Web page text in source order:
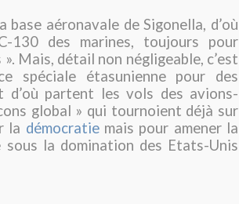
aéronavale de Sigonella, d’où
130 des marines, toujours pour
Mais, détail non négligeable, c’est
spéciale étasunienne pour des
d’où partent les vols des avions-
global » qui tournoient déjà sur
la démocratiemais pour amener la
la domination des Etats-Unis